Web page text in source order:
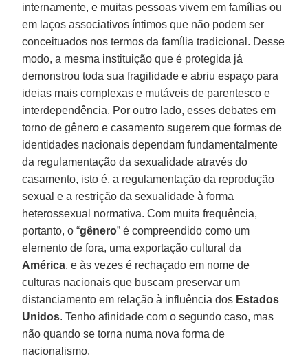
internamente, e muitas pessoas vivem em famílias ou
em laços associativos íntimos que não podem ser
conceituados nos termos da família tradicional. Desse
modo, a mesma instituição que é protegida já
demonstrou toda sua fragilidade e abriu espaço para
ideias mais complexas e mutáveis de parentesco e
interdependência. Por outro lado, esses debates em
torno de gênero e casamento sugerem que formas de
identidades nacionais dependam fundamentalmente
da regulamentação da sexualidade através do
casamento, isto é, a regulamentação da reprodução
sexual e a restrição da sexualidade à forma
heterossexual normativa. Com muita frequência,
portanto, o “gênero” é compreendido como um
elemento de fora, uma exportação cultural da
América, e às vezes é rechaçado em nome de
culturas nacionais que buscam preservar um
distanciamento em relação à influência dos Estados
Unidos. Tenho afinidade com o segundo caso, mas
não quando se torna numa nova forma de
nacionalismo.